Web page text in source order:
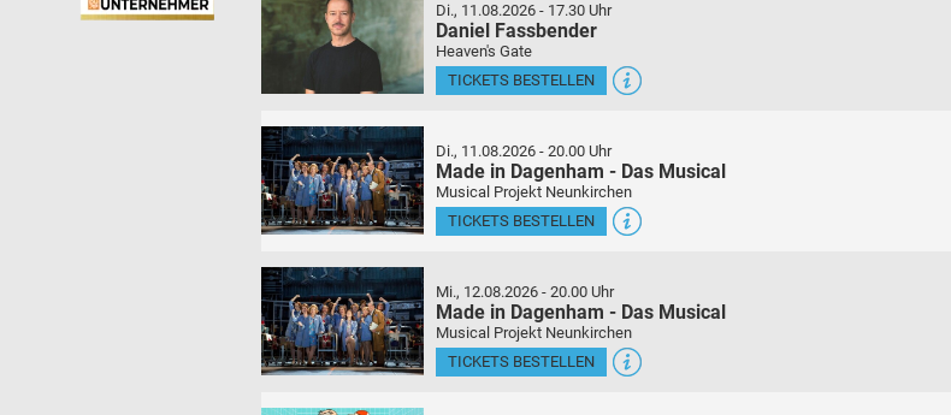
Di., 11.08.2026 - 17.30 Uhr
Daniel Fassbender
Heaven's Gate
TICKETS BESTELLEN
Di., 11.08.2026 - 20.00 Uhr
Made in Dagenham - Das Musical
Musical Projekt Neunkirchen
TICKETS BESTELLEN
Mi., 12.08.2026 - 20.00 Uhr
Made in Dagenham - Das Musical
Musical Projekt Neunkirchen
TICKETS BESTELLEN